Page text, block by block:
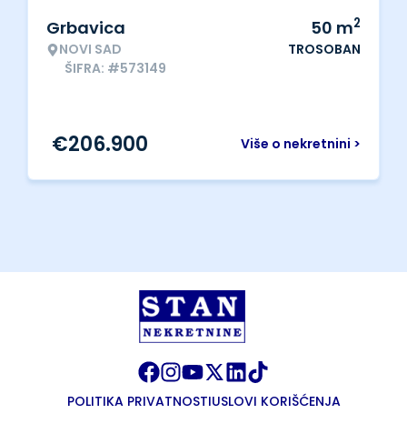
Grbavica
NOVI SAD
ŠIFRA: #573149
50 m2
TROSOBAN
Više o nekretnini >
€206.900
POLITIKA PRIVATNOSTIUSLOVI KORIŠĆENJA